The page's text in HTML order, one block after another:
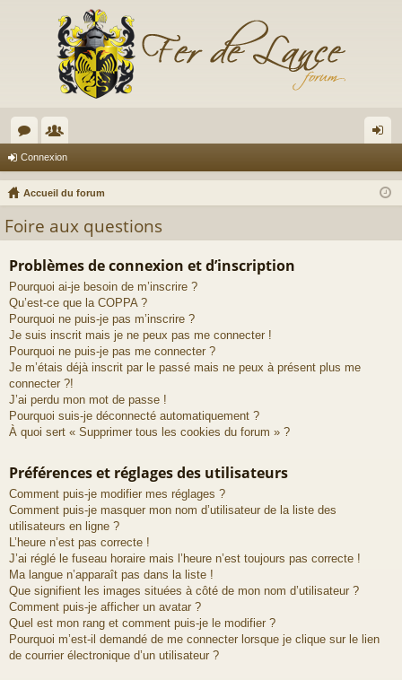
or
u
s
e
m
es
ne
on
Connexion
Accueil du forum
Foire aux questions
Problèmes de connexion et d’inscription
Pourquoi ai-je besoin de m’inscrire ?
Qu’est-ce que la COPPA ?
Pourquoi ne puis-je pas m’inscrire ?
Je suis inscrit mais je ne peux pas me connecter !
Pourquoi ne puis-je pas me connecter ?
Je m’étais déjà inscrit par le passé mais ne peux à présent plus me
connecter ?!
J’ai perdu mon mot de passe !
Pourquoi suis-je déconnecté automatiquement ?
À quoi sert « Supprimer tous les cookies du forum » ?
Préférences et réglages des utilisateurs
Comment puis-je modifier mes réglages ?
Comment puis-je masquer mon nom d’utilisateur de la liste des
utilisateurs en ligne ?
L’heure n’est pas correcte !
J’ai réglé le fuseau horaire mais l’heure n’est toujours pas correcte !
Ma langue n’apparaît pas dans la liste !
Que signifient les images situées à côté de mon nom d’utilisateur ?
Comment puis-je afficher un avatar ?
Quel est mon rang et comment puis-je le modifier ?
Pourquoi m’est-il demandé de me connecter lorsque je clique sur le lien
de courrier électronique d’un utilisateur ?